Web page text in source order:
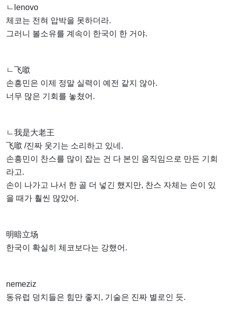
ㄴlenovo
체코는 전혀 압박을 못하더라.
그러니 볼소유를 계속이 한국이 한 거야.
ㄴ飞噷
손흥민은 이제 정말 실력이 예전 같지 않아.
너무 많은 기회를 놓쳤어.
ㄴ我是大老王
飞噷 /진짜 웃기는 소리하고 있네.
손흥민이 찬스를 많이 잡는 건 다 본인 움직임으로 만든 기회
라고.
손이 나가고 나서 한 골 더 넣긴 했지만, 찬스 자체는 손이 있
을 때가 훨씬 많았어.
明暗立场
한국이 확실히 체코보다는 강했어.
nemeziz
동유럽 덩치들은 힘만 좋지, 기술은 진짜 별로인 듯.